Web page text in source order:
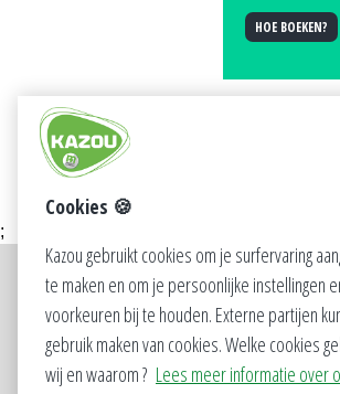
HOE BOEKEN?
;
Cookies 🍪
Kazou gebruikt cookies om je surfervaring
te maken en om je persoonlijke instellingen
voorkeuren bij te houden. Externe partijen
gebruik maken van cookies. Welke cookies
wij en waarom ? Lees meer informatie over